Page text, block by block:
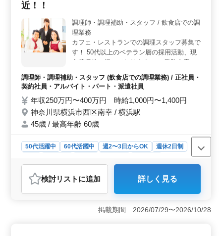
くことで、知識や技術の共有ができますし、年齢に関わ
入と充実の福利厚生＞ 年収350万円〜600万円と安定し
た収入が見込め、賞与も年2回支給されます。福利厚生も
充実しており、雇用・労災・健康・厚生年金が完備され
ているため、安心して働くことができます。
近！！
調理師・調理補助・スタッフ / 飲食店での調
理業務
カフェ・レストランでの調理スタッフ募集で
す！ 50代以上のベテラン層の採用活動、現
在積極的に行っております。 ＊業務内容＊
・調理 ・盛り付け ・仕込み ・食器洗浄 ・
厨房業務 ・店内清掃 ・調理補助 ・その他
レジ対応有り ＊ポイント＊ ・週休2日制 ・
社会保険完備 ・勤務時間応相談 ・50代、60
代の採用実績あり 今まで培ってきた経験を
若手に教えていきませんか？ 無資格の方で
わせください。
調理師・調理補助・スタッフ (飲食店での調理業務) / 正社員・
契約社員・アルバイト・パート・派遣社員
年収250万円〜400万円 時給1,000円〜1,400円
神奈川県横浜市西区南幸 / 横浜駅
45歳 / 最高年齢 60歳
50代活躍中 60代活躍中 週2〜3日からOK
週休2日制
調理師・調理補助・スタッフ
おすすめポイント
＜勤務環境＞ 横浜駅から近くアクセスが良好で、週休2
日制としっかり休める体制が整っています。社会保険完
備で、安定した勤務が可能です。 ＜年齢層の幅広さ
検討リスト に追加 詳しく見る
掲載期間 2026/07/29〜2026/10/28